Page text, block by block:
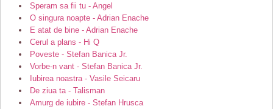
Speram sa fii tu - Angel
O singura noapte - Adrian Enache
E atat de bine - Adrian Enache
Cerul a plans - Hi Q
Poveste - Stefan Banica Jr.
Vorbe-n vant - Stefan Banica Jr.
Iubirea noastra - Vasile Seicaru
De ziua ta - Talisman
Amurg de iubire - Stefan Hrusca